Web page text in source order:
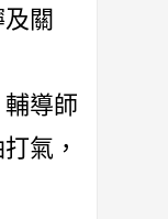
關
導師
氣，